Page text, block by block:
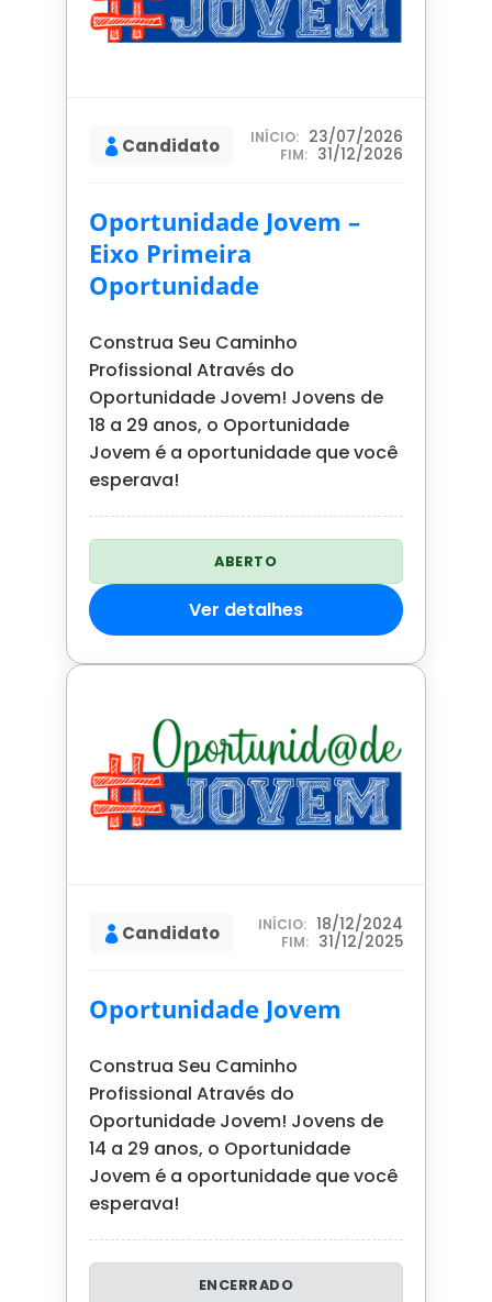
 Candidato INÍCIO: 23/07/2026
FIM: 31/12/2026
Oportunidade Jovem –
Eixo Primeira
Oportunidade
Construa Seu Caminho
Profissional Através do
Oportunidade Jovem! Jovens de
18 a 29 anos, o Oportunidade
Jovem é a oportunidade que você
esperava!
ABERTO
Ver detalhes
 Candidato INÍCIO: 18/12/2024
FIM: 31/12/2025
Oportunidade Jovem
Construa Seu Caminho
Profissional Através do
Oportunidade Jovem! Jovens de
14 a 29 anos, o Oportunidade
Jovem é a oportunidade que você
esperava!
ENCERRADO